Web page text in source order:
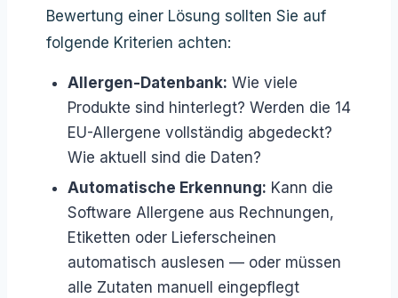
Bewertung einer Lösung sollten Sie auf
folgende Kriterien achten:
Allergen-Datenbank: Wie viele
Produkte sind hinterlegt? Werden die 14
EU-Allergene vollständig abgedeckt?
Wie aktuell sind die Daten?
Automatische Erkennung: Kann die
Software Allergene aus Rechnungen,
Etiketten oder Lieferscheinen
automatisch auslesen — oder müssen
alle Zutaten manuell eingepflegt